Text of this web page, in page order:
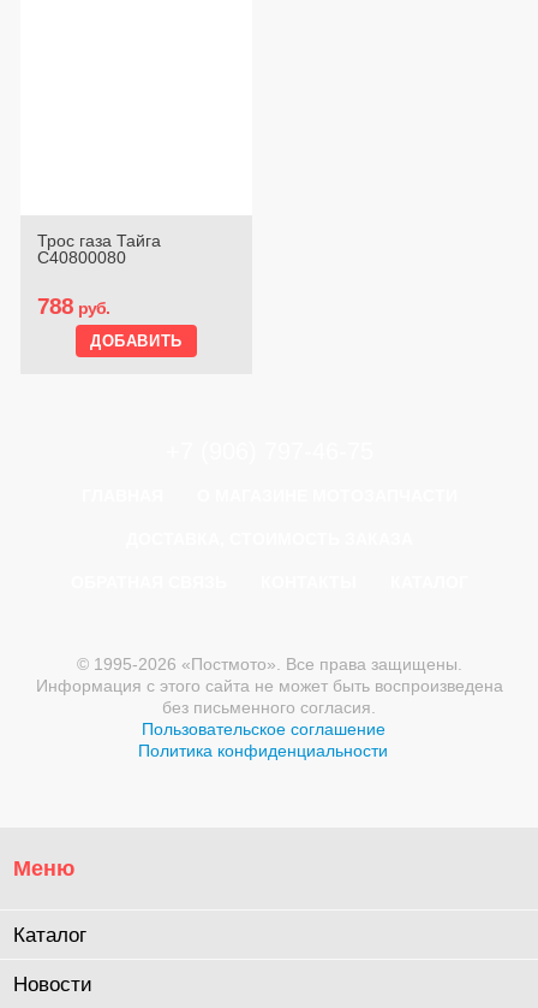
Трос газа Тайга
С40800080
788 руб.
© 1995-2026 «Постмото». Все права защищены.
Информация с этого сайта не может быть воспроизведена
без письменного согласия.
Пользовательское соглашение
Политика конфиденциальности
Меню
Каталог
Новости